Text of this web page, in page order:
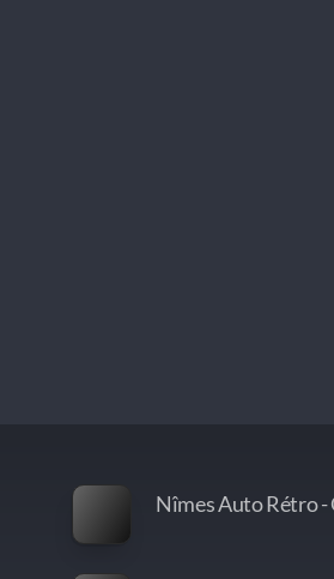
Nîmes Auto Rétro -